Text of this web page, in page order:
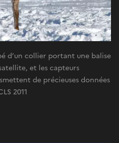
d’un collier portant une balise
et les capteurs
de précieuses données
2011